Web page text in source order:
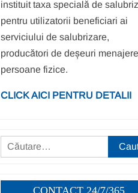
instituit taxa specială de
pentru utilizatorii beneficiari ai
serviciului de salubrizare,
producători de deșeuri
persoane fizice.
CLICK AICI PENTRU DETALII
Caută
după: